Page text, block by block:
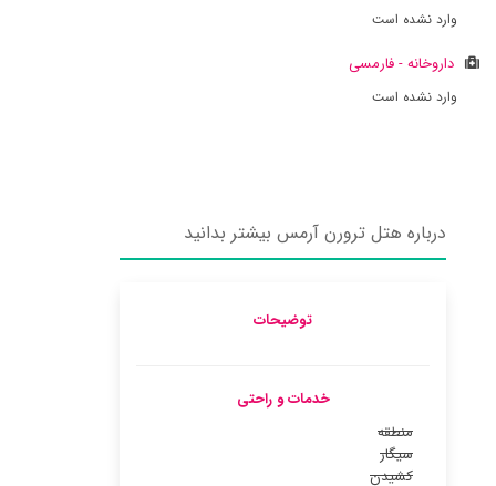
وارد نشده است
داروخانه - فارمسی
وارد نشده است
درباره هتل ترورن آرمس بیشتر بدانید
توضیحات
خدمات و راحتی
منطقه
سیگار
کشیدن